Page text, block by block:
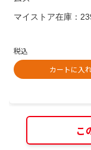
マイストア在庫：
税込
カートに入
こ